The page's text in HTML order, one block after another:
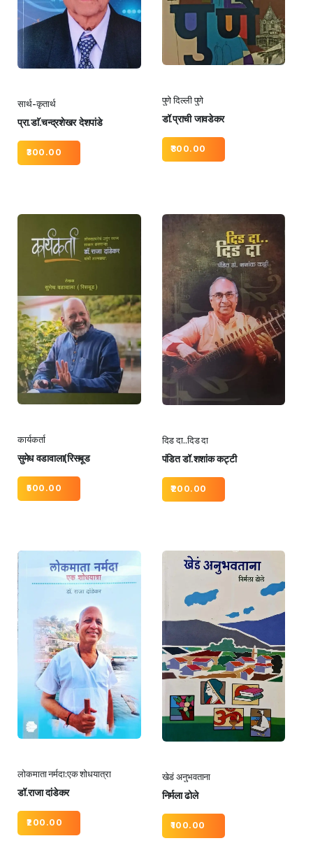
सार्थ-कृतार्थ
प्रा.डाॅ.चन्द्रशेखर देशपांडे
300.00
पुणे दिल्ली पुणे
डॉ.प्राची जावडेकर
300.00
कार्यकर्ता
सुमेध वडावाला(रिसबूड
500.00
दिड दा..दिड दा
पंडित डॉ.शशांक कट्टी
200.00
लोकमाता नर्मदा:एक शोधयात्रा
डॉ.राजा दांडेकर
200.00
खेडं अनुभवताना
निर्मला ढोले
100.00